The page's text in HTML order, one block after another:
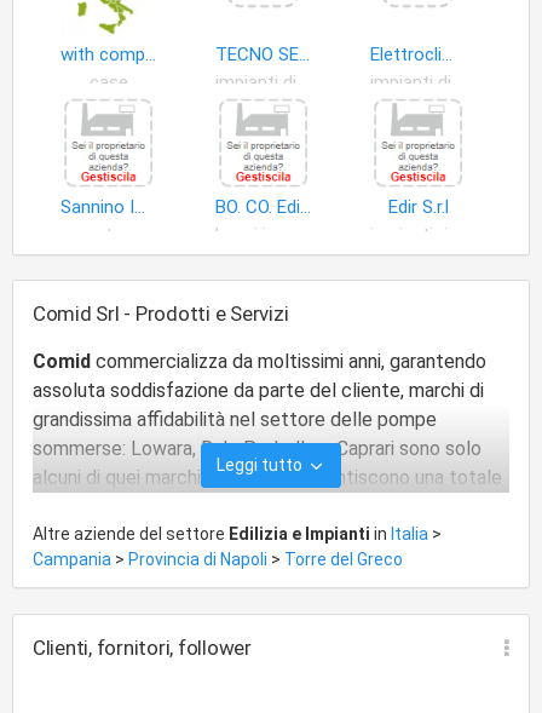
with compliments...srl
case
TECNO SERVICE
Elettroclima Soc.Coop
Sannino Immobiliare S.a.s. di Narducci Gregorio
BO. CO. Edil S.r.l
Edir S.r.l
Comid Srl - Prodotti e Servizi
Comid commercializza da moltissimi anni, garantendo
assoluta soddisfazione da parte del cliente, marchi di
grandissima affidabilità nel settore delle pompe
sommerse: Lowara, Dab, Pedrollo e Caprari sono solo
alcuni di quei marchi storici che garantiscono una totale
La Comid vanta infatti una esperienza trentennale nel
settore della
pompa sommersa
Calpeda, Dab) e del
tubazioni, valvole, serbatoi) in generale.
Leggi tutto
Altre aziende del settore Edilizia e Impianti in Italia >
Campania > Provincia di Napoli > Torre del Greco
Clienti, fornitori, follower